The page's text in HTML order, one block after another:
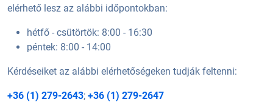
elérhető lesz az alábbi időpontokban:
hétfő - csütörtök: 8:00 - 16:30
péntek: 8:00 - 14:00
Kérdéseiket az alábbi elérhetőségeken tudják feltenni:
+36 (1) 279-2643; +36 (1) 279-2647